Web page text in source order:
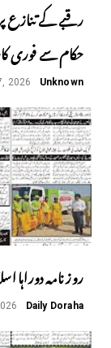
رقبے کے تنازع
حکام سے فوری
Unknown
2026
روز نامہ دوراہا
Daily Doraha